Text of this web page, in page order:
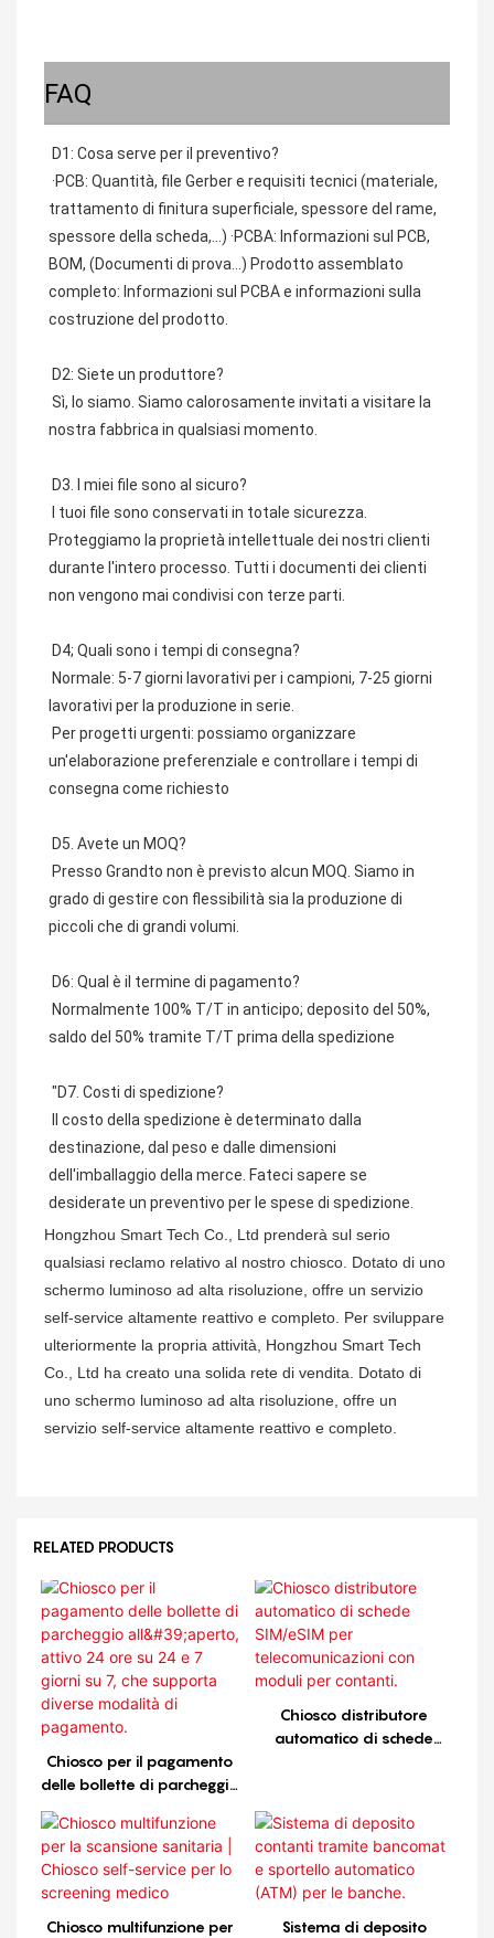
FAQ
D1: Cosa serve per il preventivo?
trattamento di finitura superficiale, spessore del rame,
spessore della scheda,...) ·PCBA: Informazioni sul PCB,
BOM, (Documenti di prova...) Prodotto assemblato
completo: Informazioni sul PCBA e informazioni sulla
costruzione del prodotto.
D2: Siete un produttore?
nostra fabbrica in qualsiasi momento.
D3. I miei file sono al sicuro?
Proteggiamo la proprietà intellettuale dei nostri clienti
durante l'intero processo. Tutti i documenti dei clienti
non vengono mai condivisi con terze parti.
D4; Quali sono i tempi di consegna?
lavorativi per la produzione in serie.
un'elaborazione preferenziale e controllare i tempi di
consegna come richiesto
D5. Avete un MOQ?
grado di gestire con flessibilità sia la produzione di
piccoli che di grandi volumi.
D6: Qual è il termine di pagamento?
saldo del 50% tramite T/T prima della spedizione
"D7. Costi di spedizione?
destinazione, dal peso e dalle dimensioni
dell'imballaggio della merce. Fateci sapere se
desiderate un preventivo per le spese di spedizione.
Hongzhou Smart Tech Co., Ltd prenderà sul serio
qualsiasi reclamo relativo al nostro chiosco. Dotato di uno
schermo luminoso ad alta risoluzione, offre un servizio
self-service altamente reattivo e completo. Per sviluppare
ulteriormente la propria attività, Hongzhou Smart Tech
Co., Ltd ha creato una solida rete di vendita. Dotato di
uno schermo luminoso ad alta risoluzione, offre un
servizio self-service altamente reattivo e completo.
RELATED PRODUCTS
Chiosco per il pagamento
delle bollette di parcheggio
all'aperto, attivo 24 ore su
24 e 7 giorni su 7, che
supporta diverse modalità
di pagamento.
Chiosco distributore
automatico di schede
Chiosco multifunzione per
Sistema di deposito